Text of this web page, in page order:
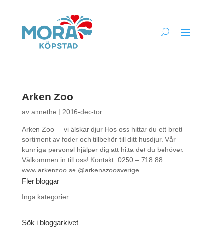
Arken Zoo
av annethe | 2016-dec-tor
Arken Zoo – vi älskar djur Hos oss hittar du ett brett
sortiment av foder och tillbehör till ditt husdjur. Vår
kunniga personal hjälper dig att hitta det du behöver.
Välkommen in till oss! Kontakt: 0250 – 718 88
www.arkenzoo.se @arkenszoosverige...
Fler bloggar
Inga kategorier
Sök i bloggarkivet